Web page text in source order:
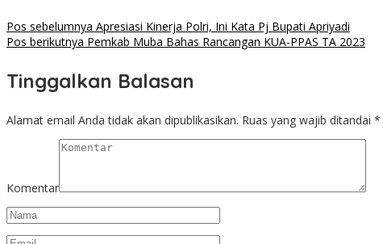
Pos sebelumnya Apresiasi Kinerja Polri, Ini Kata Pj Bupati Apriyadi
Pos berikutnya Pemkab Muba Bahas Rancangan KUA-PPAS TA 2023
Tinggalkan Balasan
Alamat email Anda tidak akan dipublikasikan. Ruas yang wajib ditandai *
Komentar